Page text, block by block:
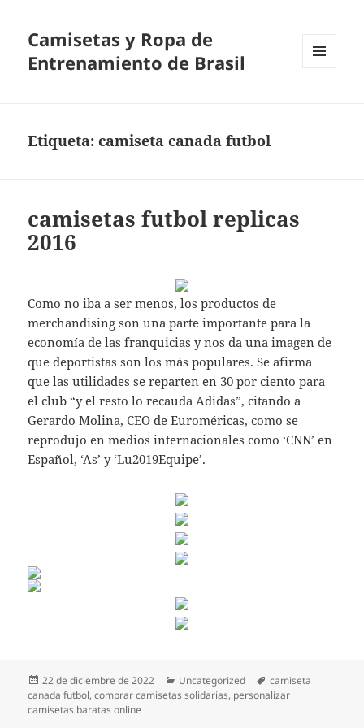
Camisetas y Ropa de
Entrenamiento de Brasil
Etiqueta:camiseta canada futbol
camisetas futbol replicas
2016
Como no iba a ser menos, los productos de
merchandising son una parte importante para la
economía de las franquicias y nos da una imagen de
que deportistas son los más populares. Se afirma
que las utilidades se reparten en 30 por ciento para
el club “y el resto lo recauda Adidas”, citando a
Gerardo Molina, CEO de Euroméricas, como se
reprodujo en medios internacionales como ‘CNN’ en
Español, ‘As’ y ‘Lu2019Equipe’.
Publicado
el
22 de diciembre de 2022 Categorías
Uncategorized Etiquetas
camiseta
canada futbol,comprar camisetas solidarias, personalizar
camisetas baratas online